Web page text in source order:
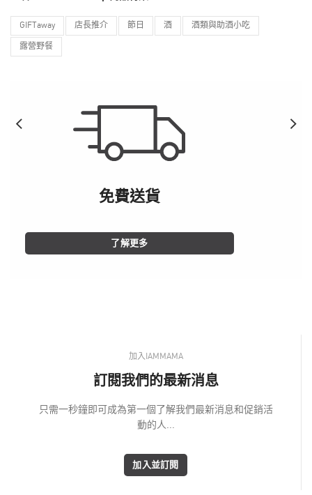
GIFTaway 店長推介 節日 酒 酒類與助酒小吃
露營野餐
免費送貨
了解更多
加入IAMMAMA
訂閱我們的最新消息
只需一秒鐘即可成為第一個了解我們最新消息和促銷活
動的人...
加入並訂閱